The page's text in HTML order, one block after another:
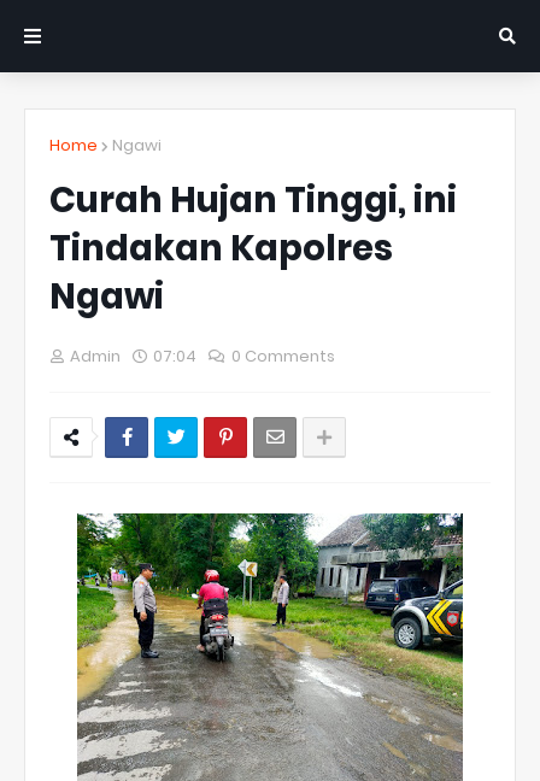
Home Ngawi
Curah Hujan Tinggi, ini
Tindakan Kapolres
Ngawi
Admin 07:04 0 Comments